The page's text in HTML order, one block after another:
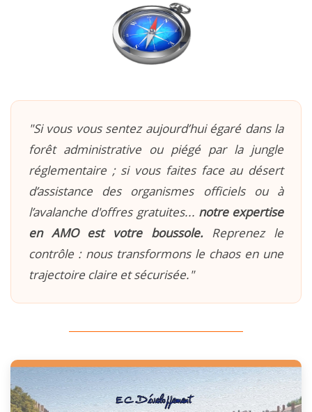
"Si vous vous sentez aujourd’hui égaré dans la
forêt administrative ou piégé par la jungle
réglementaire ; si vous faites face au désert
d’assistance des organismes officiels ou à
l’avalanche d'offres gratuites... notre expertise
en AMO est votre boussole.Reprenez le
contrôle : nous transformons le chaos en une
trajectoire claire et sécurisée."